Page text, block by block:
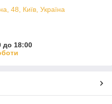
48, Київ, Україна
до 18:00